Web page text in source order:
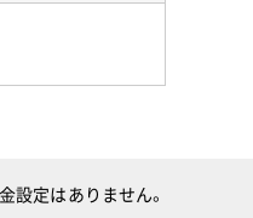
設定はありません。